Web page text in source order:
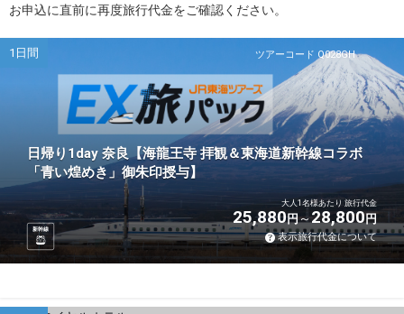
お申込に直前に再度旅行代金をご確認ください。
ツアーコード Q028GH
1日間
日帰り1day 奈良【海龍王寺 拝観＆東海道新幹線コラボ
「青い煌めき」御朱印授与】
新幹線
大人1名様あたり 旅行代金
25,880円 28,800円
表示旅行代金について